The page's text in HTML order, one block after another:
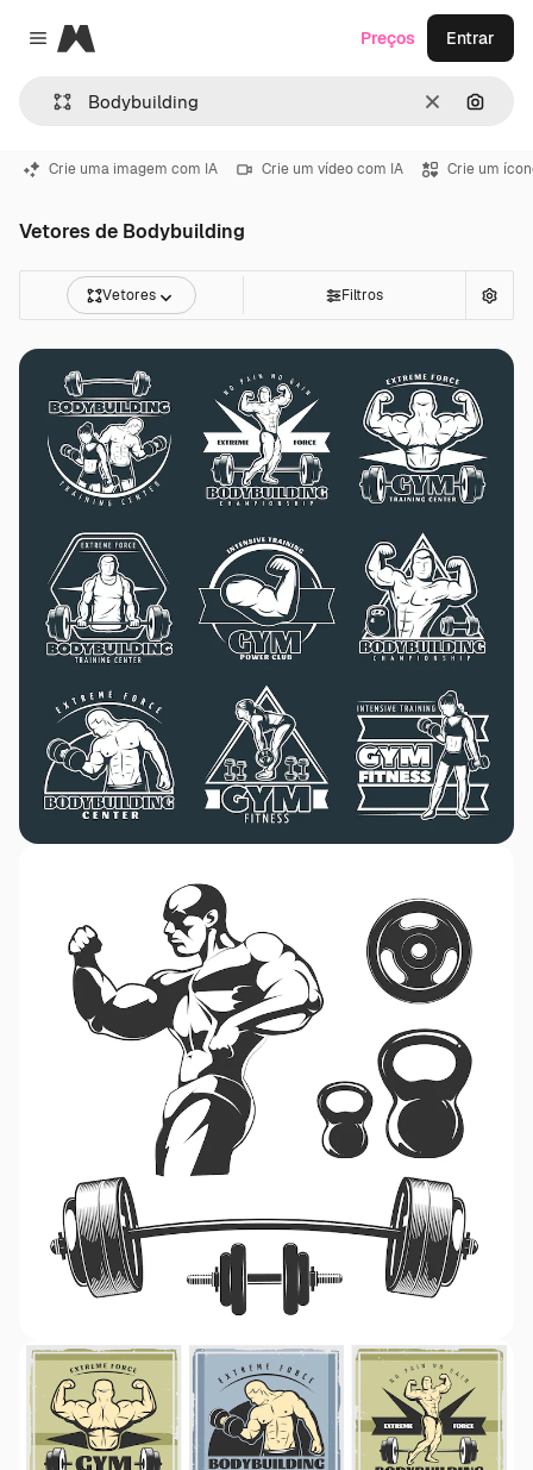
Close menu
Magnific
Limpar
Preços Entrar
Crie uma imagem com IA Crie um vídeo com IA Crie um
Vetores de Bodybuilding
Vetores Filtros